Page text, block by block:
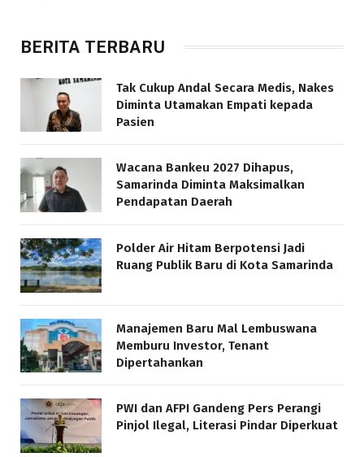
BERITA TERBARU
Tak Cukup Andal Secara Medis, Nakes
Diminta Utamakan Empati kepada
Pasien
Wacana Bankeu 2027 Dihapus,
Samarinda Diminta Maksimalkan
Pendapatan Daerah
Polder Air Hitam Berpotensi Jadi
Ruang Publik Baru di Kota Samarinda
Manajemen Baru Mal Lembuswana
Memburu Investor, Tenant
Dipertahankan
PWI dan AFPI Gandeng Pers Perangi
Pinjol Ilegal, Literasi Pindar Diperkuat